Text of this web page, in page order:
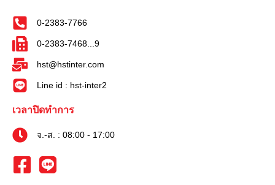
0-2383-7766
0-2383-7468...9
hst@hstinter.com
Line id : hst-inter2
เวลาปิดทำการ
จ.-ส. : 08:00 - 17:00